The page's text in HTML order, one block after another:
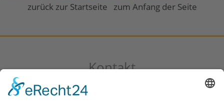
zurück zur Startseite zum Anfang der Seite
Kontakt
DISQ Deutsches Institut für Service-Qualität GmbH & Co.